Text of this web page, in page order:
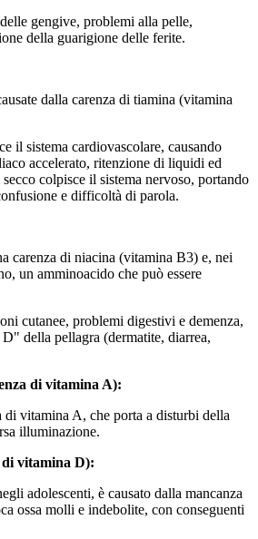
gengive, problemi alla pelle,
della guarigione delle ferite.
dalla carenza di tiamina (vitamina
il sistema cardiovascolare, causando
accelerato, ritenzione di liquidi ed
colpisce il sistema nervoso, portando
e difficoltà di parola.
carenza di niacina (vitamina B3) e, nei
un amminoacido che può essere
cutanee, problemi digestivi e demenza,
della pellagra (dermatite, diarrea,
di vitamina A):
di vitamina A, che porta a disturbi della
illuminazione.
di vitamina D):
adolescenti, è causato dalla mancanza
ossa molli e indebolite, con conseguenti